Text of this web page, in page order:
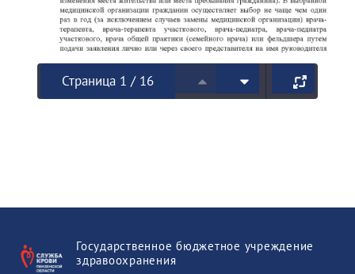
Страница 1 / 16
Государственное бюджетное учреждение
здравоохранения